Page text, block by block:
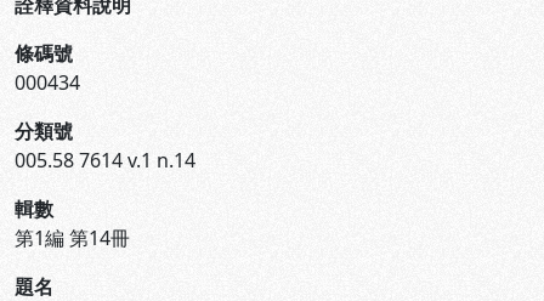
條碼號
000434
分類號
005.58 7614 v.1 n.14
輯數
第1編 第14冊
題名